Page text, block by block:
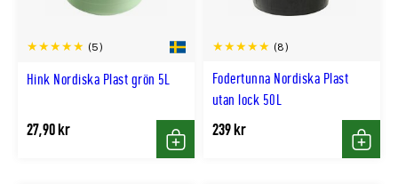
Hink Nordiska Plast grön 5L
(5)
27,90 kr
Köp
Fodertunna Nordiska Plast
utan lock 50L
(8)
239 kr
Köp